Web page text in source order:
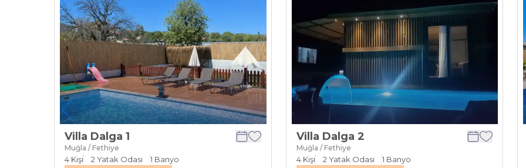
Villa Dalga 1
Muğla / Fethiye
4 Kişi 2 Yatak Odası 1 Banyo
Villa Dalga 2
Muğla / Fethiye
4Kişi 2 Yatak Odası 1 Banyo